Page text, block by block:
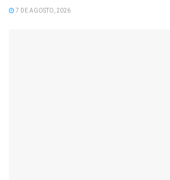
7 DE AGOSTO, 2026